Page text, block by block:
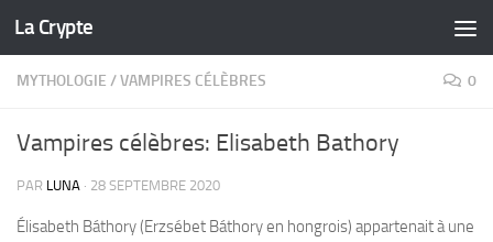
Skip to content
La Crypte
MYTHOLOGIE /VAMPIRES CÉLÈBRES 0
Vampires célèbres: Elisabeth Bathory
PAR LUNA · 28 SEPTEMBRE 2020
Élisabeth Báthory (Erzsébet Báthory en hongrois) appartenait à une